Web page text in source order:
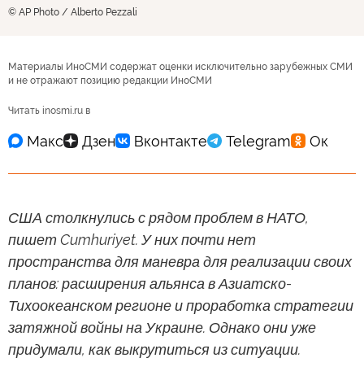
© AP Photo / Alberto Pezzali
Материалы ИноСМИ содержат оценки исключительно зарубежных СМИ
и не отражают позицию редакции ИноСМИ
Читать inosmi.ru в
США столкнулись с рядом проблем в НАТО,
пишет Cumhuriyet. У них почти нет
пространства для маневра для реализации своих
планов: расширения альянса в Азиатско-
Тихоокеанском регионе и проработка стратегии
затяжной войны на Украине. Однако они уже
придумали, как выкрутиться из ситуации.